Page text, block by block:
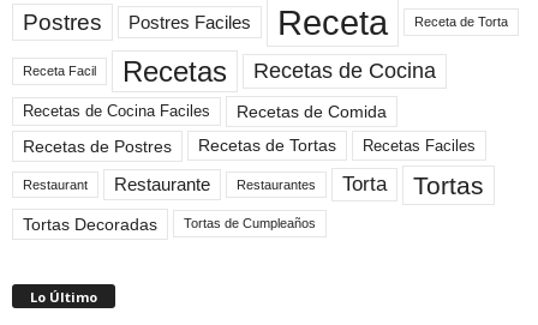
Postres Postres Faciles Receta Receta de Torta
Receta Facil Recetas Recetas de Cocina
Recetas de Cocina Faciles
Recetas de Comida
Recetas de Postres
Recetas de Tortas Recetas Faciles
Restaurant Restaurante Restaurantes Torta Tortas
Tortas Decoradas Tortas de Cumpleaños
Lo Último